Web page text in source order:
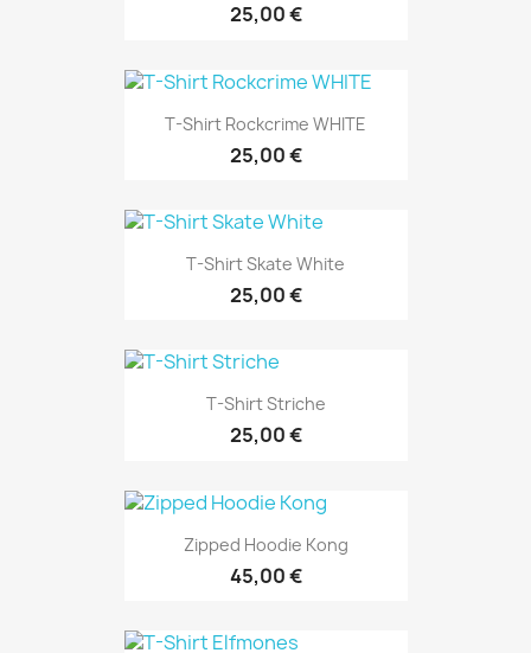
25,00 €
T-Shirt Rockcrime WHITE
25,00 €
T-Shirt Skate White
25,00 €
T-Shirt Striche
25,00 €
Zipped Hoodie Kong
45,00 €